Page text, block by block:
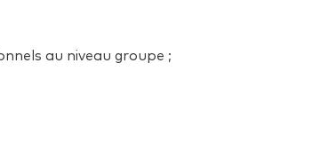
au niveau groupe ;